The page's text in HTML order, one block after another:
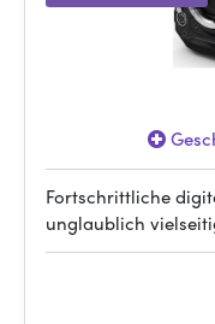
Fortschrittliche
unglaublich